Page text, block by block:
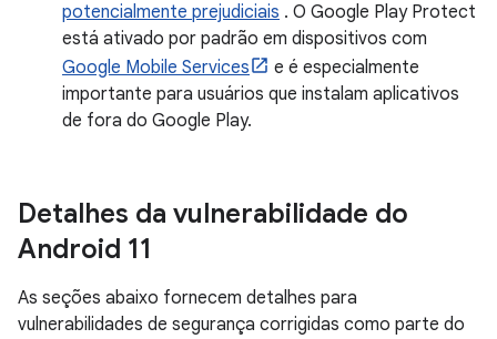
potencialmente prejudiciais . O Google Play Protect
está ativado por padrão em dispositivos com
Google Mobile Services
e é especialmente
importante para usuários que instalam aplicativos
de fora do Google Play.
Detalhes da vulnerabilidade do
Android 11
As seções abaixo fornecem detalhes para
vulnerabilidades de segurança corrigidas como parte do